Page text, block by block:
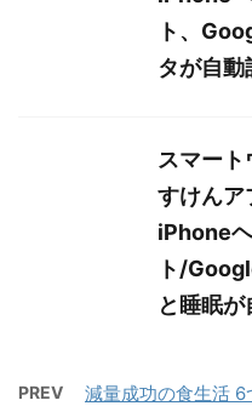
ト、
タが自動
スマー
すけんア
iPhone
ト/
と睡眠が
PREV 減量成功の食生活 6